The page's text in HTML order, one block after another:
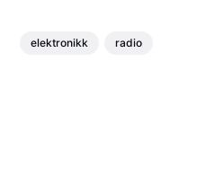
elektronikk radio